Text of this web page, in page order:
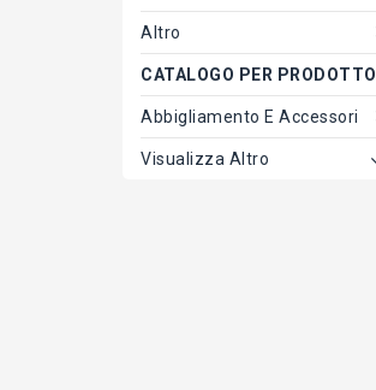
Altro
CATALOGO PER PRODOTTO
Abbigliamento E Accessori
Visualizza Altro